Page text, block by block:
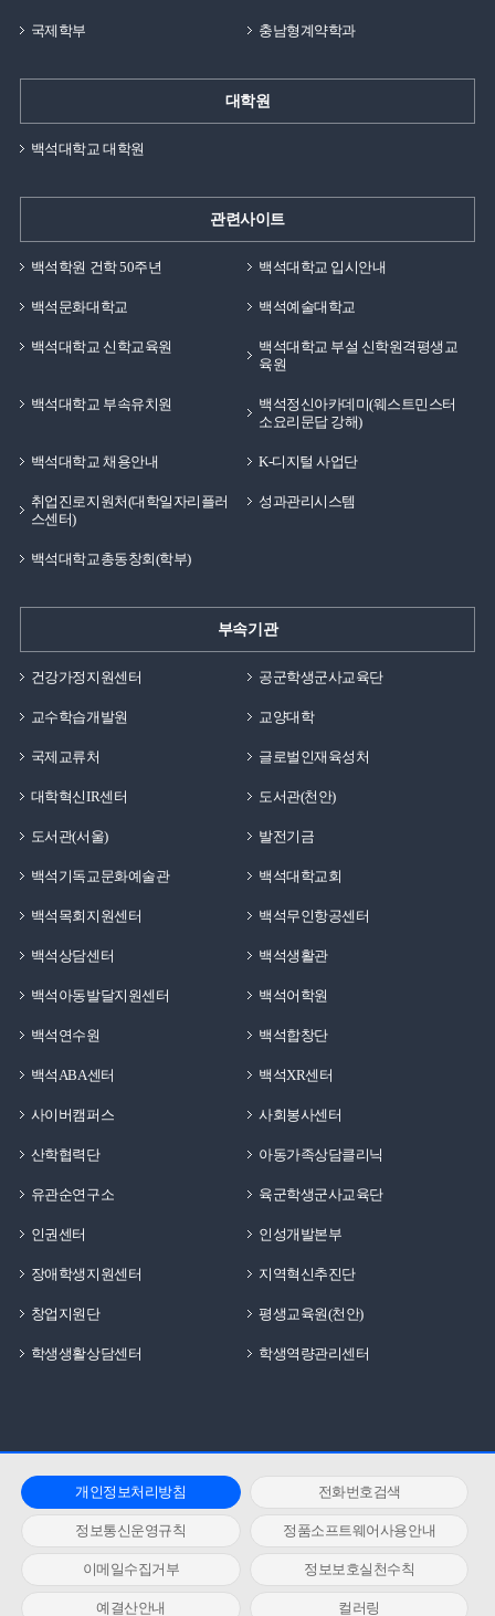
국제학부 충남형계약학과
대학원
백석대학교 대학원
관련사이트
백석학원 건학 50주년 백석대학교 입시안내
백석문화대학교 백석예술대학교
백석대학교 신학교육원
백석대학교 부설 신학원격평생교
육원
백석대학교 부속유치원
백석정신아카데미(웨스트민스터
소요리문답 강해)
백석대학교 채용안내 K-디지털 사업단
취업진로지원처(대학일자리플러
스센터)
성과관리시스템
백석대학교총동창회(학부)
부속기관
건강가정지원센터 공군학생군사교육단
교수학습개발원 교양대학
국제교류처 글로벌인재육성처
대학혁신IR센터 도서관(천안)
도서관(서울) 발전기금
백석기독교문화예술관 백석대학교회
백석목회지원센터 백석무인항공센터
백석상담센터 백석생활관
백석아동발달지원센터 백석어학원
백석연수원 백석합창단
백석ABA센터 백석XR센터
사이버캠퍼스 사회봉사센터
산학협력단 아동가족상담클리닉
유관순연구소 육군학생군사교육단
인권센터 인성개발본부
장애학생지원센터 지역혁신추진단
창업지원단 평생교육원(천안)
학생생활상담센터 학생역량관리센터
개인정보처리방침 전화번호검색
정보통신운영규칙 정품소프트웨어사용안내
이메일수집거부 정보보호실천수칙
예결산안내 컬러링